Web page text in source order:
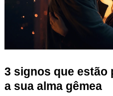
3 signos que estão
a sua alma gêmea